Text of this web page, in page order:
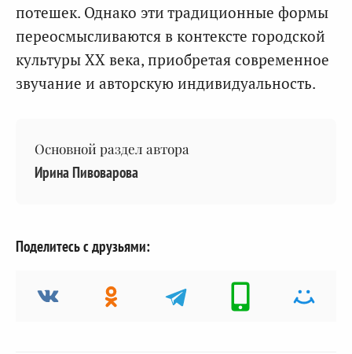
потешек. Однако эти традиционные формы
переосмысливаются в контексте городской
культуры XX века, приобретая современное
звучание и авторскую индивидуальность.
Основной раздел автора
Ирина Пивоварова
Поделитесь с друзьями: